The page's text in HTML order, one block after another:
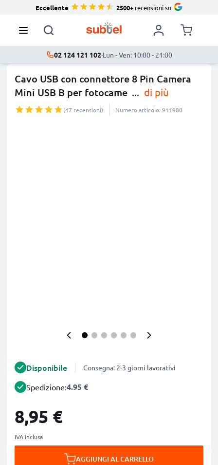
Eccellente 2500+recensioni su
02 124 121 102·Lun - Ven: 10:00 - 21:00
Cavo USB con connettore 8 Pin Camera
Mini USB B per fotocame ... di più
(47 recensioni) Numero articolo: 911980
Disponibile Consegna: 2-3 giorni lavorativi
Spedizione:4.95 €
8,95 €
IVA inclusa
AGGIUNGI AL CARRELLO